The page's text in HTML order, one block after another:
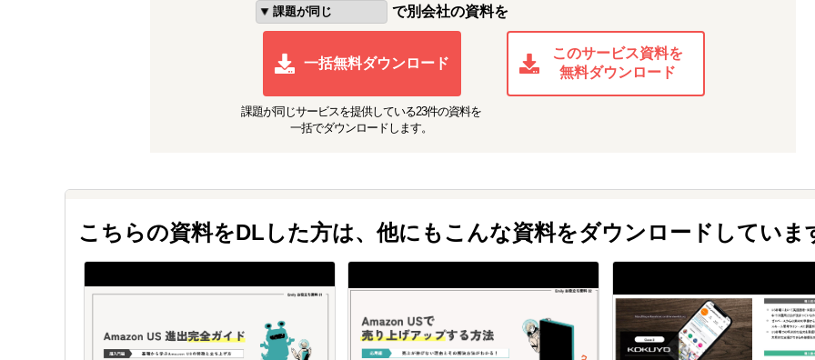
で別会社の資料を
一括無料ダウンロード
このサービス資料を
無料ダウンロード
課題が同じサービスを提供している23件の資料を
一括でダウンロードします。
こちらの資料をDLした方は、他にもこんな資料をダウンロードしていま